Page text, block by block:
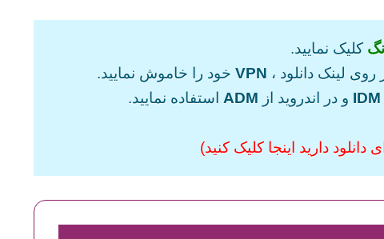
کلیک نمایید.
روی لینک دانلود ، VPNخود را خاموش نمایید.
IDM و در اندروید از ADM استفاده نمایید.
دارید اینجا کلیک کنید)